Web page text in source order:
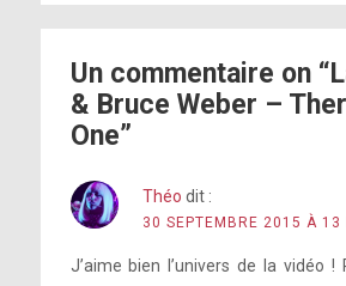
Un commentaire on
& Bruce Weber –
One”
Théo dit :
30 SEPTEMBRE 2015 À 13
J’aime bien l’univers de la vidéo !